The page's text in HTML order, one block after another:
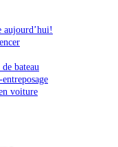
aujourd’hui!
bateau
voiture